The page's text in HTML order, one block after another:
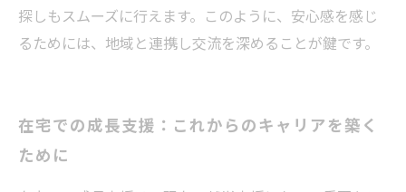
探しもスムーズに行えます。このように、安心感を感じ
るためには、地域と連携し交流を深めることが鍵です。
在宅での成長支援：これからのキャリアを築く
ために